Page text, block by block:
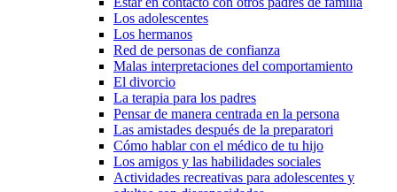
Los adolescentes
Los hermanos
Red de personas de confianza
Malas interpretaciones del comportamiento
El divorcio
La terapia para los padres
Pensar de manera centrada en la persona
Las amistades después de la preparatori
Cómo hablar con el médico de tu hijo
Los amigos y las habilidades sociales
Actividades recreativas para adolescentes y